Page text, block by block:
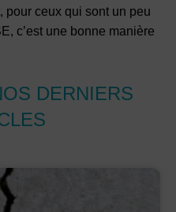
pour ceux qui sont un peu
c’est une bonne manière
DERNIERS